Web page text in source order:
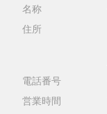
名称
住所
電話番号
営業時間